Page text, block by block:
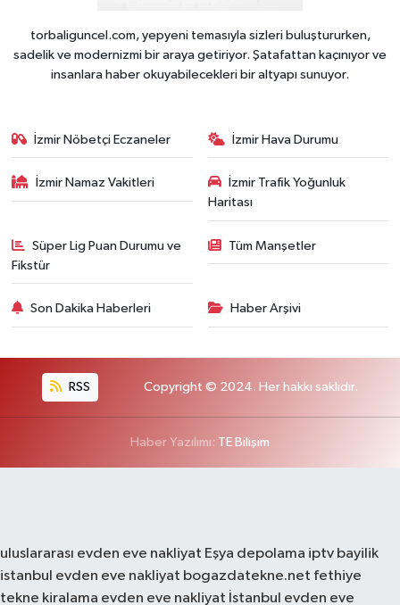
torbaliguncel.com, yepyeni temasıyla sizleri buluştururken,
sadelik ve modernizmi bir araya getiriyor. Şatafattan kaçınıyor ve
insanlara haber okuyabilecekleri bir altyapı sunuyor.
İzmir Nöbetçi Eczaneler İzmir Hava Durumu
İzmir Namaz Vakitleri
İzmir Trafik Yoğunluk
Haritası
Süper Lig Puan Durumu ve
Fikstür
Tüm Manşetler
Son Dakika Haberleri Haber Arşivi
RSS Copyright © 2024. Her hakkı saklıdır.
Haber Yazılımı: TE Bilişim
uluslararası evden eve nakliyat Eşya depolama iptv bayilik
istanbul evden eve nakliyat bogazdatekne.net fethiye
tekne kiralama evden eve nakliyat İstanbul evden eve